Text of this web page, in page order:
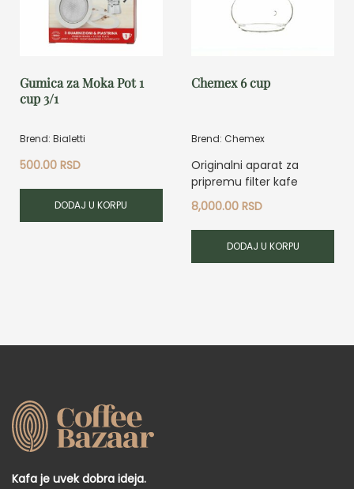
Gumica za Moka Pot 1
cup 3/1
Brend: Bialetti
500.00 RSD
DODAJ U KORPU
Chemex 6 cup
Brend: Chemex
Originalni aparat za
pripremu filter kafe
8,000.00RSD
DODAJ U KORPU
Kafa je uvek dobra ideja.